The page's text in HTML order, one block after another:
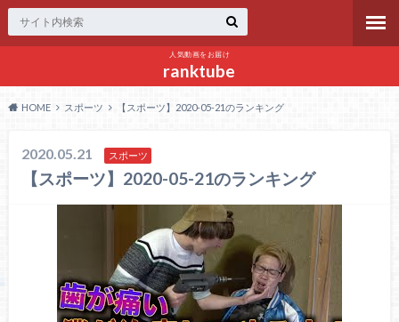
人気動画をお届け
ranktube
HOME スポーツ 【スポーツ】2020-05-21のランキング
2020.05.21 スポーツ
【スポーツ】2020-05-21のランキング